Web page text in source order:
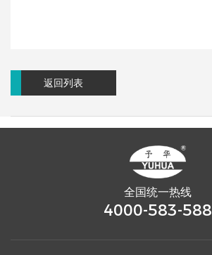
返回列表
全国统一热线
4000-583-588